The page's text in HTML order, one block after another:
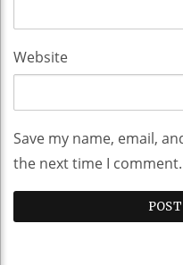
Website
Save my name, email,
the next time I comment.